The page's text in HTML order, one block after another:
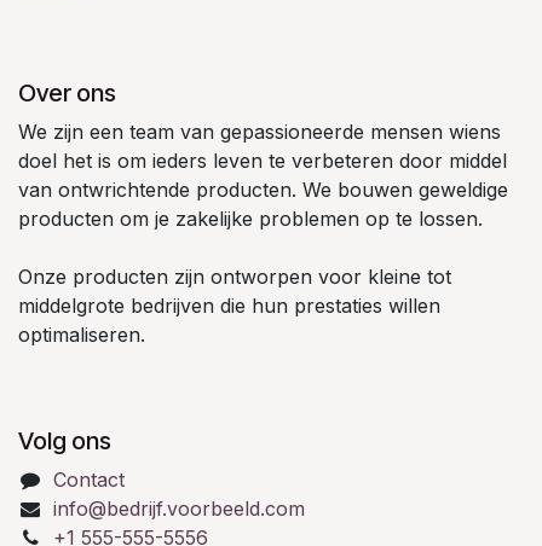
Over ons
We zijn een team van gepassioneerde mensen wiens
doel het is om ieders leven te verbeteren door middel
van ontwrichtende producten. We bouwen geweldige
producten om je zakelijke problemen op te lossen.
Onze producten zijn ontworpen voor kleine tot
middelgrote bedrijven die hun prestaties willen
optimaliseren.
Volg ons
Contact
info@bedrijf.voorbeeld.com
+1 555-555-5556